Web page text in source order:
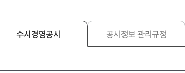
수시경영공시 공시정보 관리규정